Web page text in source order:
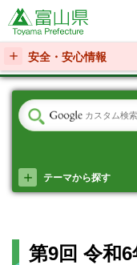
富山県
安全・安心情報
テーマから探す
第9回 令和